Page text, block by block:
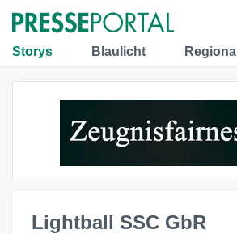
Storys Blaulicht Regional
Lightball SSC GbR